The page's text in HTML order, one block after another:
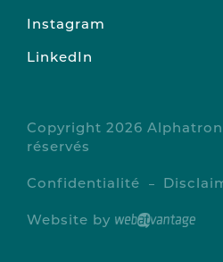
Instagram
LinkedIn
Copyright 2026
réservés
Confidentialité
Website by